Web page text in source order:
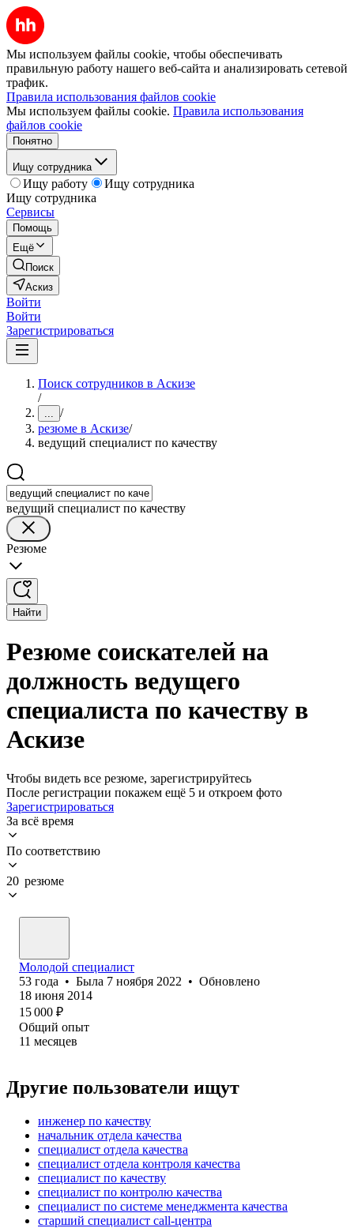
Мы используем файлы cookie, чтобы обеспечивать
правильную работу нашего веб-сайта и анализировать сетевой
трафик.
Правила использования файлов cookie
Мы используем файлы cookie. Правила использования
файлов cookie
Понятно
Ищу сотрудника
Ищу работу
Ищу сотрудника
Ищу сотрудника
Сервисы
Помощь
Ещё
Поиск
Аскиз
Войти
Войти
Зарегистрироваться
Поиск сотрудников в Аскизе
/
... /
резюме в Аскизе/
ведущий специалист по качеству
ведущий специалист по качеству
Резюме
Найти
Резюме соискателей на
должность ведущего
специалиста по качеству в
Аскизе
Чтобы видеть все резюме, зарегистрируйтесь
После регистрации покажем ещё 5 и откроем фото
Зарегистрироваться
За всё время
По соответствию
20 резюме
Молодой специалист
53 года • Была 7 ноября 2022 • Обновлено
18 июня 2014
15 000 ₽
Общий опыт
11 месяцев
Другие пользователи ищут
инженер по качеству
начальник отдела качества
специалист отдела качества
специалист отдела контроля качества
специалист по качеству
специалист по контролю качества
специалист по системе менеджмента качества
старший специалист call-центра